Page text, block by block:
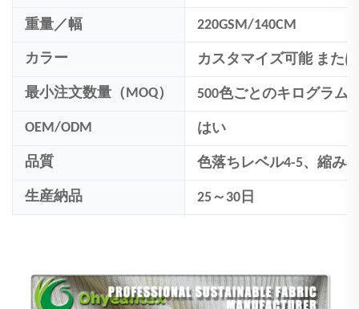
重量／幅 220GSM/140CM
カラー カスタマイズ可能 また
最小注文数量（MOQ） 500色ごとのキログラム
OEM/ODM はい
品質 色落ちレベル4-5、縮み
生産納品 25～30日